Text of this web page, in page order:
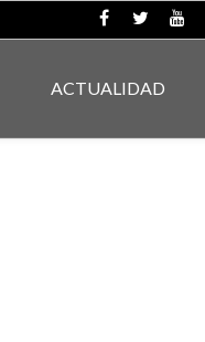
ACTUALIDAD